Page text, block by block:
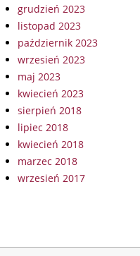
grudzień 2023
listopad 2023
październik 2023
wrzesień 2023
maj 2023
kwiecień 2023
sierpień 2018
lipiec 2018
kwiecień 2018
marzec 2018
wrzesień 2017